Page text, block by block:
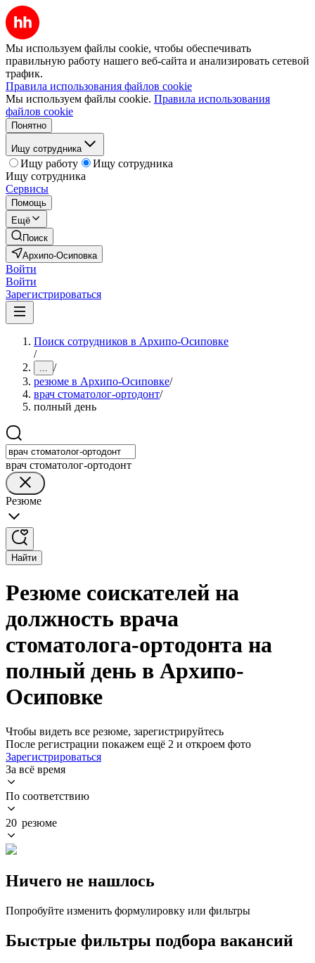
Мы используем файлы cookie, чтобы обеспечивать
правильную работу нашего веб-сайта и анализировать сетевой
трафик.
Правила использования файлов cookie
Мы используем файлы cookie. Правила использования
файлов cookie
Понятно
Ищу сотрудника
Ищу работу
Ищу сотрудника
Ищу сотрудника
Сервисы
Помощь
Ещё
Поиск
Архипо-Осиповка
Войти
Войти
Зарегистрироваться
Поиск сотрудников в Архипо-Осиповке
/
... /
резюме в Архипо-Осиповке/
врач стоматолог-ортодонт/
полный день
врач стоматолог-ортодонт
Резюме
Найти
Резюме соискателей на
должность врача
стоматолога-ортодонта на
полный день в Архипо-
Осиповке
Чтобы видеть все резюме, зарегистрируйтесь
После регистрации покажем ещё 2 и откроем фото
Зарегистрироваться
За всё время
По соответствию
20 резюме
Ничего не нашлось
Попробуйте изменить формулировку или фильтры
Быстрые фильтры подбора вакансий